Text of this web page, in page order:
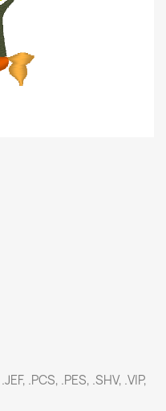
.PCS, .PES, .SHV, .VIP,